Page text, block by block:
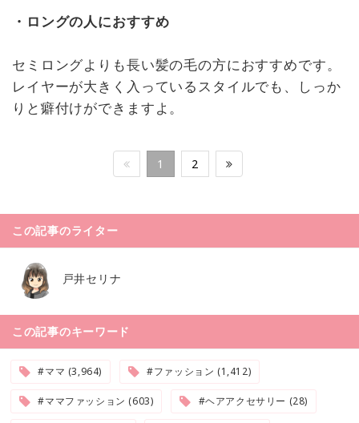
・ロングの人におすすめ
セミロングよりも長い髪の毛の方におすすめです。
レイヤーが大きく入っているスタイルでも、しっか
りと癖付けができますよ。
1 2
この記事のライター
戸井セリナ
この記事のキーワード
#ママ (3,964) #ファッション (1,412)
#ママファッション (603) #ヘアアクセサリー (28)